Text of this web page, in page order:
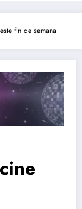
fin de semana